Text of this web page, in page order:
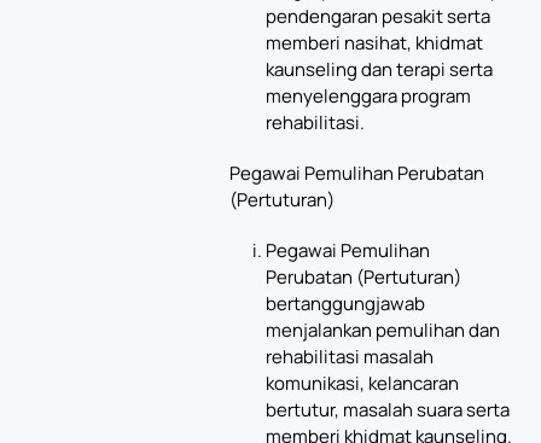
pendengaran pesakit serta
memberi nasihat, khidmat
kaunseling dan terapi serta
menyelenggara program
rehabilitasi.
Pegawai Pemulihan Perubatan
(Pertuturan)
Pegawai Pemulihan
Perubatan (Pertuturan)
bertanggungjawab
menjalankan pemulihan dan
rehabilitasi masalah
komunikasi, kelancaran
bertutur, masalah suara serta
memberi khidmat kaunseling.